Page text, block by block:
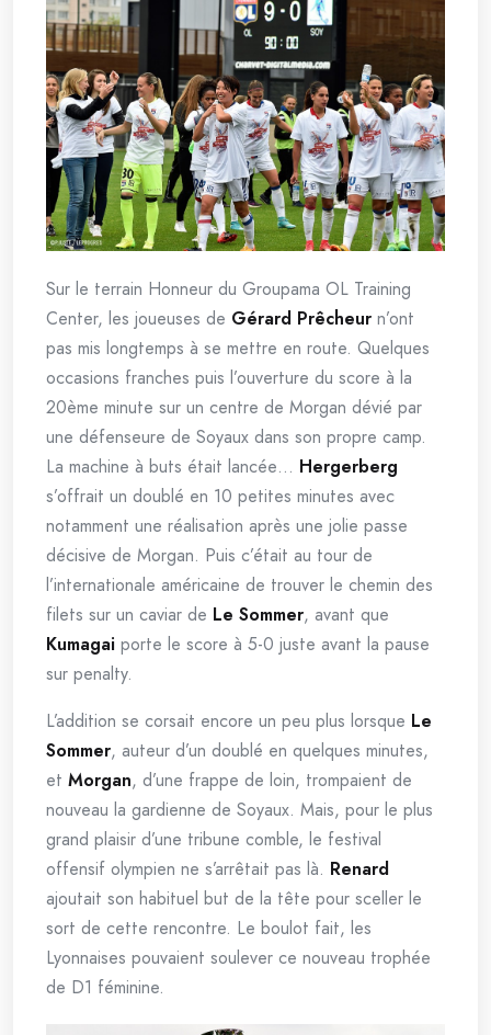
Sur le terrain Honneur du Groupama OL Training
Center, les joueuses de Gérard Prêcheur n’ont
pas mis longtemps à se mettre en route. Quelques
occasions franches puis l’ouverture du score à la
20ème minute sur un centre de Morgan dévié par
une défenseure de Soyaux dans son propre camp.
La machine à buts était lancée… Hergerberg
s’offrait un doublé en 10 petites minutes avec
notamment une réalisation après une jolie passe
décisive de Morgan. Puis c’était au tour de
l’internationale américaine de trouver le chemin des
filets sur un caviar de Le Sommer, avant que
Kumagai porte le score à 5-0 juste avant la pause
sur penalty.
L’addition se corsait encore un peu plus lorsque Le
Sommer, auteur d’un doublé en quelques minutes,
et Morgan, d’une frappe de loin, trompaient de
nouveau la gardienne de Soyaux. Mais, pour le plus
grand plaisir d’une tribune comble, le festival
offensif olympien ne s’arrêtait pas là. Renard
ajoutait son habituel but de la tête pour sceller le
sort de cette rencontre. Le boulot fait, les
Lyonnaises pouvaient soulever ce nouveau trophée
de D1 féminine.